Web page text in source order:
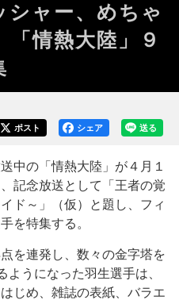
シャー、めちゃ
情熱大陸」９
送る
シェア
ポスト
中の「情熱大陸」が４月１
記念放送として「王者の覚
ド～」（仮）と題し、フィ
を特集する。
を連発し、数々の金字塔を
ようになった羽生選手は、
じめ、雑誌の表紙、バラエ